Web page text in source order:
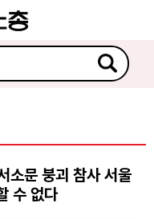
소문 붕괴 참사 서울
수 없다
북5
북5